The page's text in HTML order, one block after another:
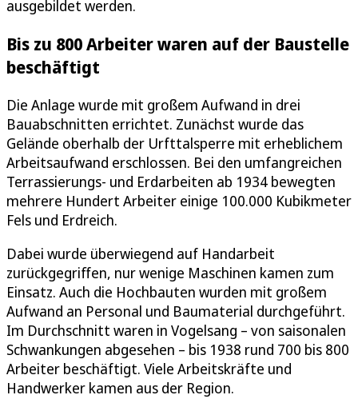
ausgebildet werden.
Bis zu 800 Arbeiter waren auf der Baustelle
beschäftigt
Die Anlage wurde mit großem Aufwand in drei
Bauabschnitten errichtet. Zunächst wurde das
Gelände oberhalb der Urfttalsperre mit erheblichem
Arbeitsaufwand erschlossen. Bei den umfangreichen
Terrassierungs- und Erdarbeiten ab 1934 bewegten
mehrere Hundert Arbeiter einige 100.000 Kubikmeter
Fels und Erdreich.
Dabei wurde überwiegend auf Handarbeit
zurückgegriffen, nur wenige Maschinen kamen zum
Einsatz. Auch die Hochbauten wurden mit großem
Aufwand an Personal und Baumaterial durchgeführt.
Im Durchschnitt waren in Vogelsang – von saisonalen
Schwankungen abgesehen – bis 1938 rund 700 bis 800
Arbeiter beschäftigt. Viele Arbeitskräfte und
Handwerker kamen aus der Region.